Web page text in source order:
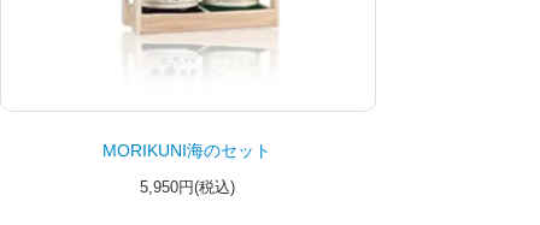
MORIKUNI海のセット
5,950円(税込)